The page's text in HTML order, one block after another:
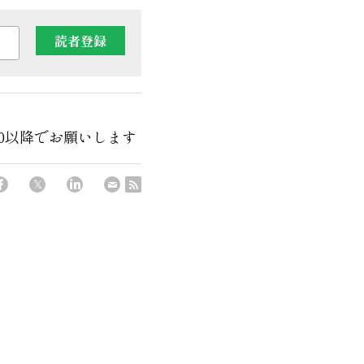
読者登録
降でお願いします